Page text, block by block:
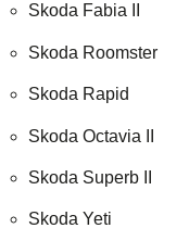
Skoda Fabia II
Skoda Roomster
Skoda Rapid
Skoda Octavia II
Skoda Superb II
Skoda Yeti